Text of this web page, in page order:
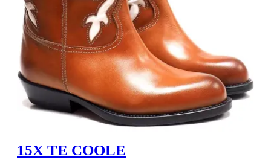
15X TE COOLE